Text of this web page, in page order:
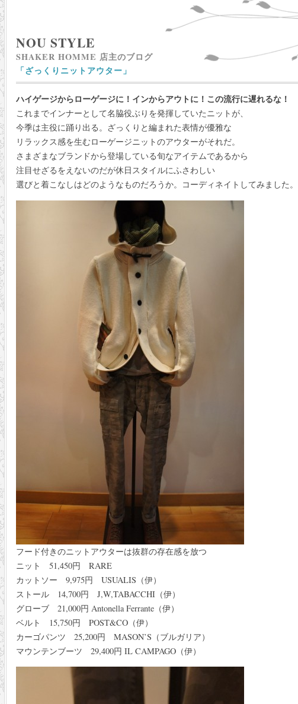
NOU STYLE
SHAKER HOMME 店主のブログ
「ざっくりニットアウター」
ハイゲージからローゲージに！インからアウトに！この流行に遅れるな！
これまでインナーとして名脇役ぶりを発揮していたニットが、
今季は主役に踊り出る。ざっくりと編まれた表情が優雅な
リラックス感を生むローゲージニットのアウターがそれだ。
さまざまなブランドから登場している旬なアイテムであるから
注目せざるをえないのだが休日スタイルにふさわしい
選びと着こなしはどのようなものだろうか。コーディネイトしてみました。
フード付きのニットアウターは抜群の存在感を放つ
ニット 51,450円 RARE
カットソー 9,975円 USUALIS（伊）
ストール 14,700円 J,W,TABACCHI（伊）
グローブ 21,000円 Antonella Ferrante（伊）
ベルト 15,750円 POST&CO（伊）
カーゴパンツ 25,200円 MASON’S（ブルガリア）
マウンテンブーツ 29,400円 IL CAMPAGO（伊）